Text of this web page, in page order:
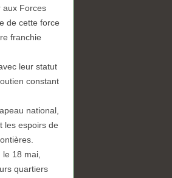
Forces
de cette force
franchie
leur statut
constant
national,
les espoirs de
18 mai,
quartiers